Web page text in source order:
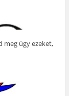
meg úgy ezeket,